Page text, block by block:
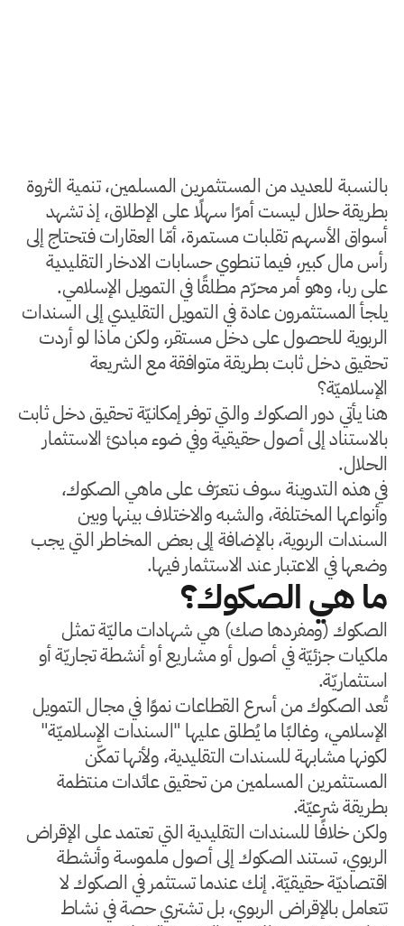
بالنسبة للعديد من المستثمرين المسلمين، تنمية الثروة
بطريقة حلال ليست أمرًا سهلًا على الإطلاق، إذ تشهد
أسواق الأسهم تقلبات مستمرة، أمّا العقارات فتحتاج إلى
رأس مال كبير، فيما تنطوي حسابات الادخار التقليدية
على ربا، وهو أمر محرّم مطلقًا في التمويل الإسلامي.
يلجأ المستثمرون عادة في التمويل التقليدي إلى السندات
الربوية للحصول على دخل مستقر، ولكن ماذا لو أردت
تحقيق دخل ثابت بطريقة متوافقة مع الشريعة
الإسلاميّة؟
هنا يأتي دور الصكوك والتي توفر إمكانيّة تحقيق دخل ثابت
بالاستناد إلى أصول حقيقية وفي ضوء مبادئ الاستثمار
الحلال.
في هذه التدوينة سوف نتعرّف على ماهي الصكوك،
وأنواعها المختلفة، والشبه والاختلاف بينها وبين
السندات الربوية، بالإضافة إلى بعض المخاطر التي يجب
وضعها في الاعتبار عند الاستثمار فيها.
ما هي الصكوك؟
الصكوك (ومفردها صك) هي شهادات ماليّة تمثل
ملكيات جزئيّة في أصول أو مشاريع أو أنشطة تجاريّة أو
استثماريّة.
تُعد الصكوك من أسرع القطاعات نموًا في مجال التمويل
الإسلامي، وغالبًا ما يُطلق عليها "السندات الإسلاميّة"
لكونها مشابهة للسندات التقليدية، ولأنها تمكّن
المستثمرين المسلمين من تحقيق عائدات منتظمة
بطريقة شرعيّة.
ولكن خلافًا للسندات التقليدية التي تعتمد على الإقراض
الربوي، تستند الصكوك إلى أصول ملموسة وأنشطة
اقتصاديّة حقيقيّة. إنك عندما تستثمر في الصكوك لا
تتعامل بالإقراض الربوي، بل تشتري حصة في نشاط